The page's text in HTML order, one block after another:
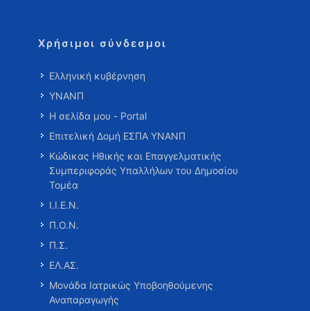
Χρήσιμοι σύνδεσμοι
Ελληνική κυβέρνηση
ΥΝΑΝΠ
Η σελίδα μου - Portal
Επιτελική Δομή ΕΣΠΑ ΥΝΑΝΠ
Κώδικας Ηθικής και Επαγγελματικής
Συμπεριφοράς Υπαλλήλων του Δημοσίου
Τομέα
Ι.Ι.Ε.Ν.
Π.Ο.Ν.
Π.Σ.
ΕΛ.ΑΣ.
Μονάδα Ιατρικώς Υποβοηθούμενης
Αναπαραγωγής